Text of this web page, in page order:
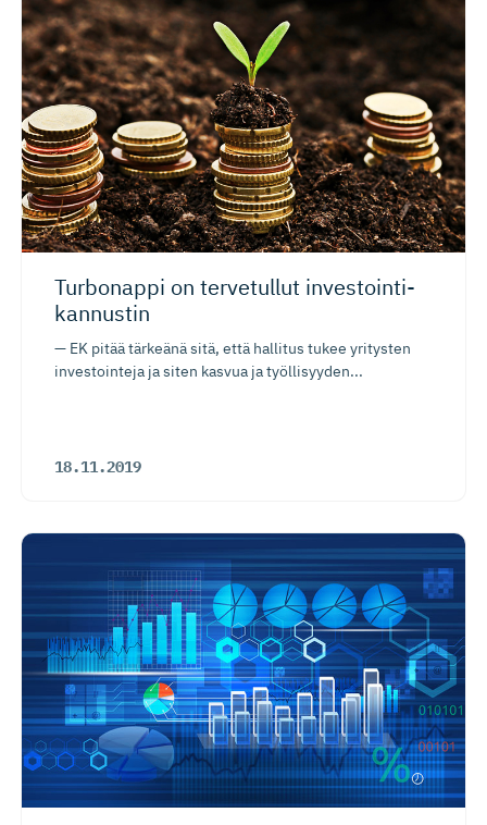
Turbonappi on tervetullut investoin­ti­
kannustin
— EK pitää tärkeänä sitä, että hallitus tukee yritysten
investointeja ja siten kasvua ja työllisyyden...
18.11.2019